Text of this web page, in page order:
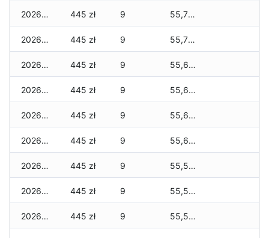
2026-05-23 445 zł 9 55,715 zł
2026-05-22 445 zł 9 55,700 zł
2026-05-21 445 zł 9 55,650 zł
2026-05-20 445 zł 9 55,650 zł
2026-05-19 445 zł 9 55,650 zł
2026-05-18 445 zł 9 55,650 zł
2026-05-17 445 zł 9 55,595 zł
2026-05-16 445 zł 9 55,595 zł
2026-05-15 445 zł 9 55,545 zł